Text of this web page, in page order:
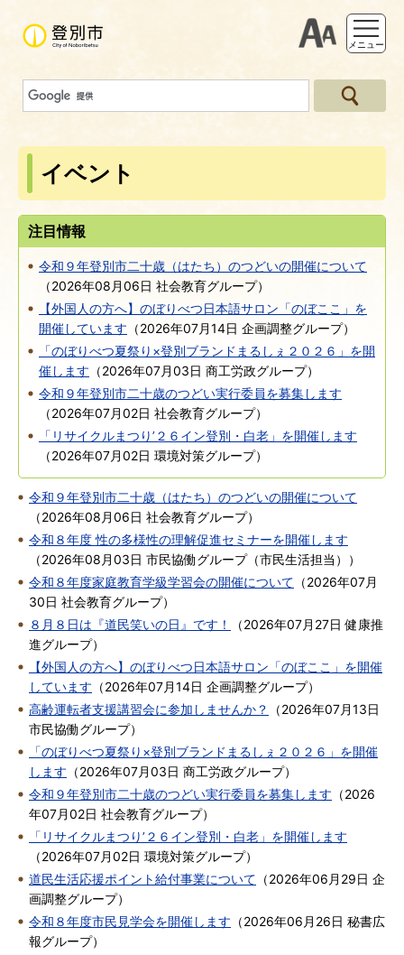
支援ツー
メニュー
イベント
注目情報
令和９年登別市二十歳（はたち）のつどいの開催について
（2026年08月06日 社会教育グループ）
【外国人の方へ】のぼりべつ日本語サロン「のぼここ」を
開催しています （2026年07月14日 企画調整グループ）
「のぼりべつ夏祭り×登別ブランドまるしぇ２０２６」を開
催します （2026年07月03日 商工労政グループ）
令和９年登別市二十歳のつどい実行委員を募集します
（2026年07月02日 社会教育グループ）
「リサイクルまつり’２６イン登別・白老」を開催します
（2026年07月02日 環境対策グループ）
令和９年登別市二十歳（はたち）のつどいの開催について
（2026年08月06日 社会教育グループ）
令和８年度 性の多様性の理解促進セミナーを開催します
（2026年08月03日 市民協働グループ（市民生活担当）
）
令和８年度家庭教育学級学習会の開催について （2026年07月
30日 社会教育グループ）
８月８日は『道民笑いの日』です！
（2026年07月27日 健康推
進グループ）
【外国人の方へ】のぼりべつ日本語サロン「のぼここ」を開催
しています （2026年07月14日 企画調整グループ）
高齢運転者支援講習会に参加しませんか？
（2026年07月13日
市民協働グループ）
「のぼりべつ夏祭り×登別ブランドまるしぇ２０２６」を開催
します （2026年07月03日 商工労政グループ）
令和９年登別市二十歳のつどい実行委員を募集します （2026
年07月02日 社会教育グループ）
「リサイクルまつり’２６イン登別・白老」を開催します
（2026年07月02日 環境対策グループ）
道民生活応援ポイント給付事業について （2026年06月29日 企
画調整グループ）
令和８年度市民見学会を開催します （2026年06月26日 秘書広
報グループ）